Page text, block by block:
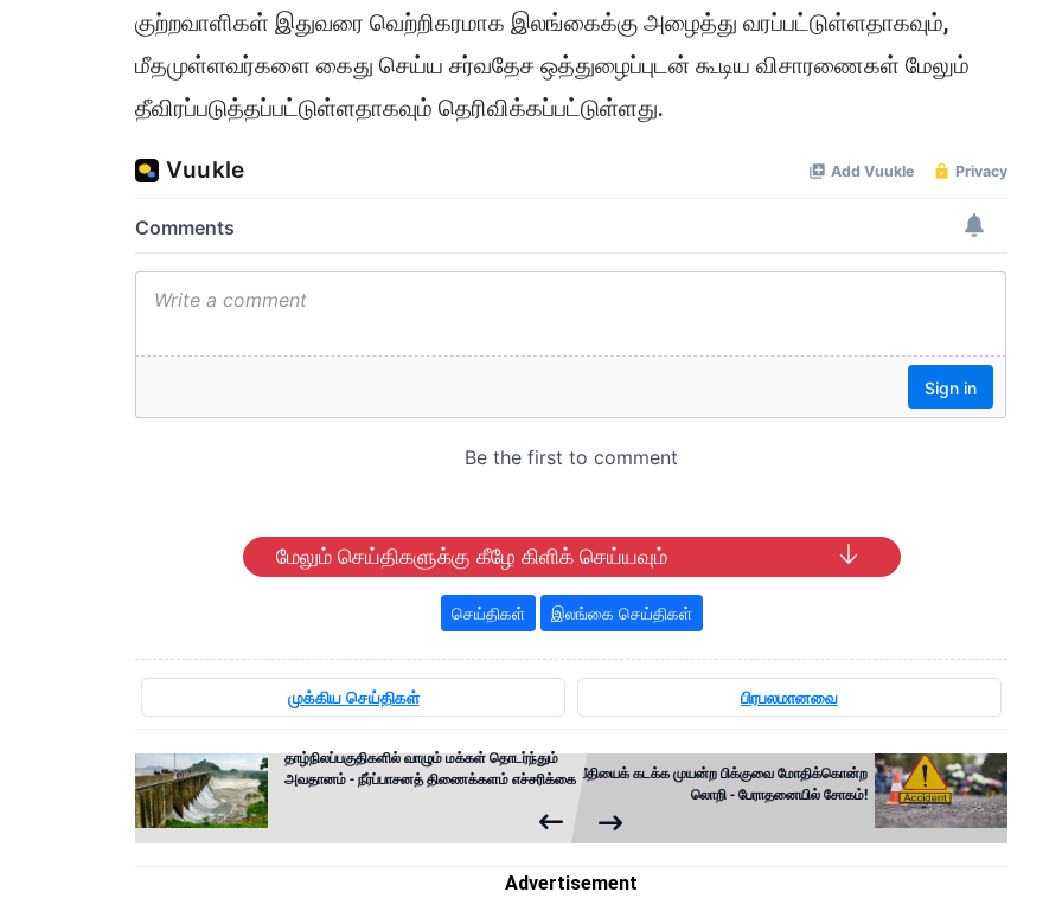
குற்றவாளிகள் இதுவரை வெற்றிகரமாக இலங்கைக்கு அழைத்து வரப்பட்டுள்ளதாகவும்,
மீதமுள்ளவர்களை கைது செய்ய சர்வதேச ஒத்துழைப்புடன் கூடிய விசாரணைகள் மேலும்
தீவிரப்படுத்தப்பட்டுள்ளதாகவும் தெரிவிக்கப்பட்டுள்ளது.
மேலும் செய்திகளுக்கு கீழே கிளிக் செய்யவும்
செய்திகள் இலங்கை செய்திகள்
முக்கிய செய்திகள் பிரபலமானவை
தாழ்நிலப்பகுதிகளில் வாழும் மக்கள் தொடர்ந்தும்
அவதானம் - நீர்ப்பாசனத் திணைக்களம் எச்சரிக்கை வீதியைக் கடக்க முயன்ற பிக்குவை மோதிக்கொன்ற
லொறி - பேராதனையில் சோகம்!
Advertisement